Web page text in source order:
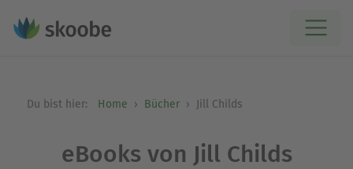
Du bist hier: Home Bücher Jill Childs
eBooks von Jill Childs